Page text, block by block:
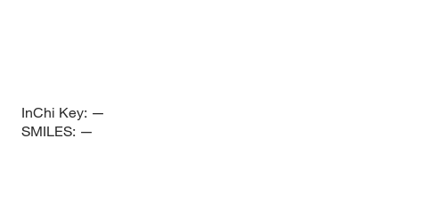
InChi Key: —
SMILES: —